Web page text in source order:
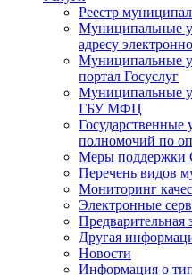
Реестр
Муниципальные
адресу
Муниципальные
портал Госуслуг
Муниципальные
ГБУ МФЦ
Государственные
полномочий по
Меры
Перечень видов
Мониторинг
Электронные
Предварительная
Другая
Новости
Информация о